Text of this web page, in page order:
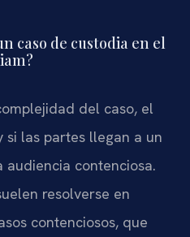
caso de custodia en el
del caso, el
las partes llegan a un
contenciosa.
resolverse en
contenciosos, que